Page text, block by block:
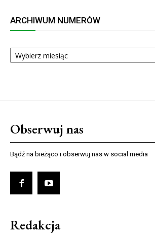
ARCHIWUM NUMERÓW
ARCHIWUM
NUMERÓW
Obserwuj nas
Bądź na bieżąco i obserwuj nas w social media
Redakcja